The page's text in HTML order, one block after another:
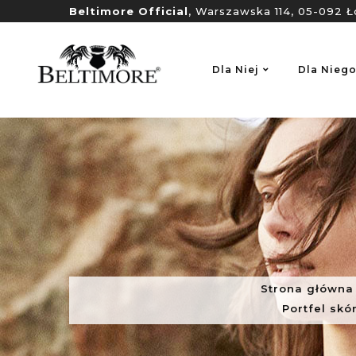
Beltimore Official, Warszawska 114, 05-092
Dla Niej Dla Niego
Strona główna
Portfel